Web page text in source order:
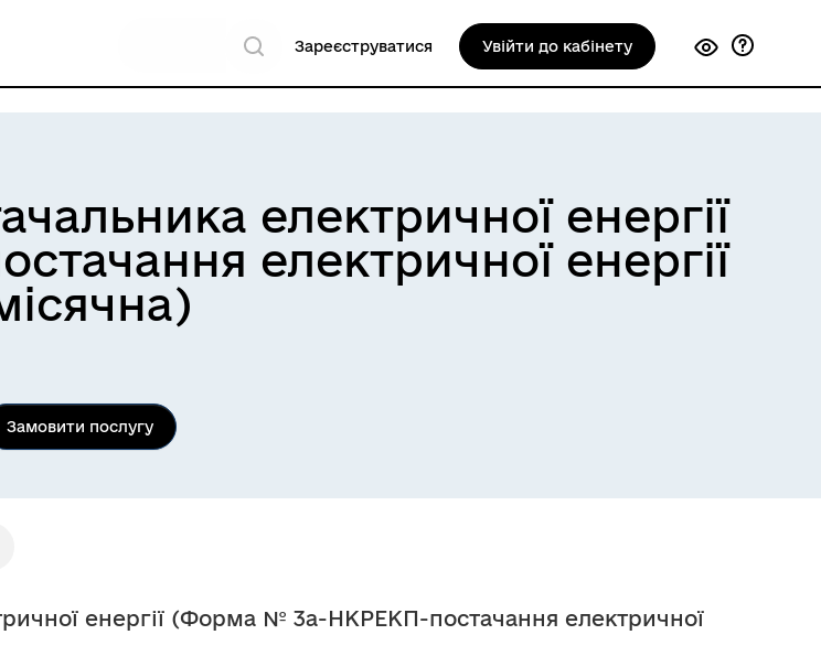
Зареєструватися Увійти до кабінету
електричної енергії
електричної енергії
Замовити послугу
енергії (Форма № 3а-НКРЕКП-постачання електричної